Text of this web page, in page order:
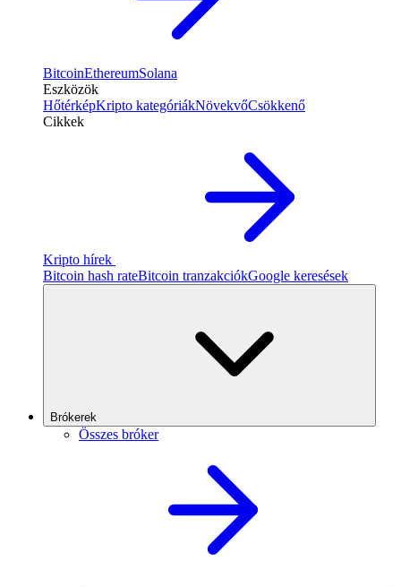
BitcoinEthereumSolana
Eszközök
HőtérképKripto kategóriákNövekvőCsökkenő
Cikkek
Kripto hírek
Bitcoin hash rateBitcoin tranzakciókGoogle keresések
Brókerek
Összes bróker